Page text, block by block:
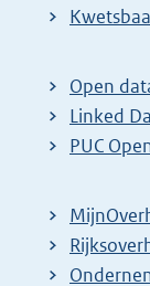
E
t
e
r
l
i
Open
Linked
PUC
E
x
E